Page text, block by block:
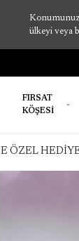
ülkeyi veya
FIRSAT
KÖŞESİ
ÖZEL